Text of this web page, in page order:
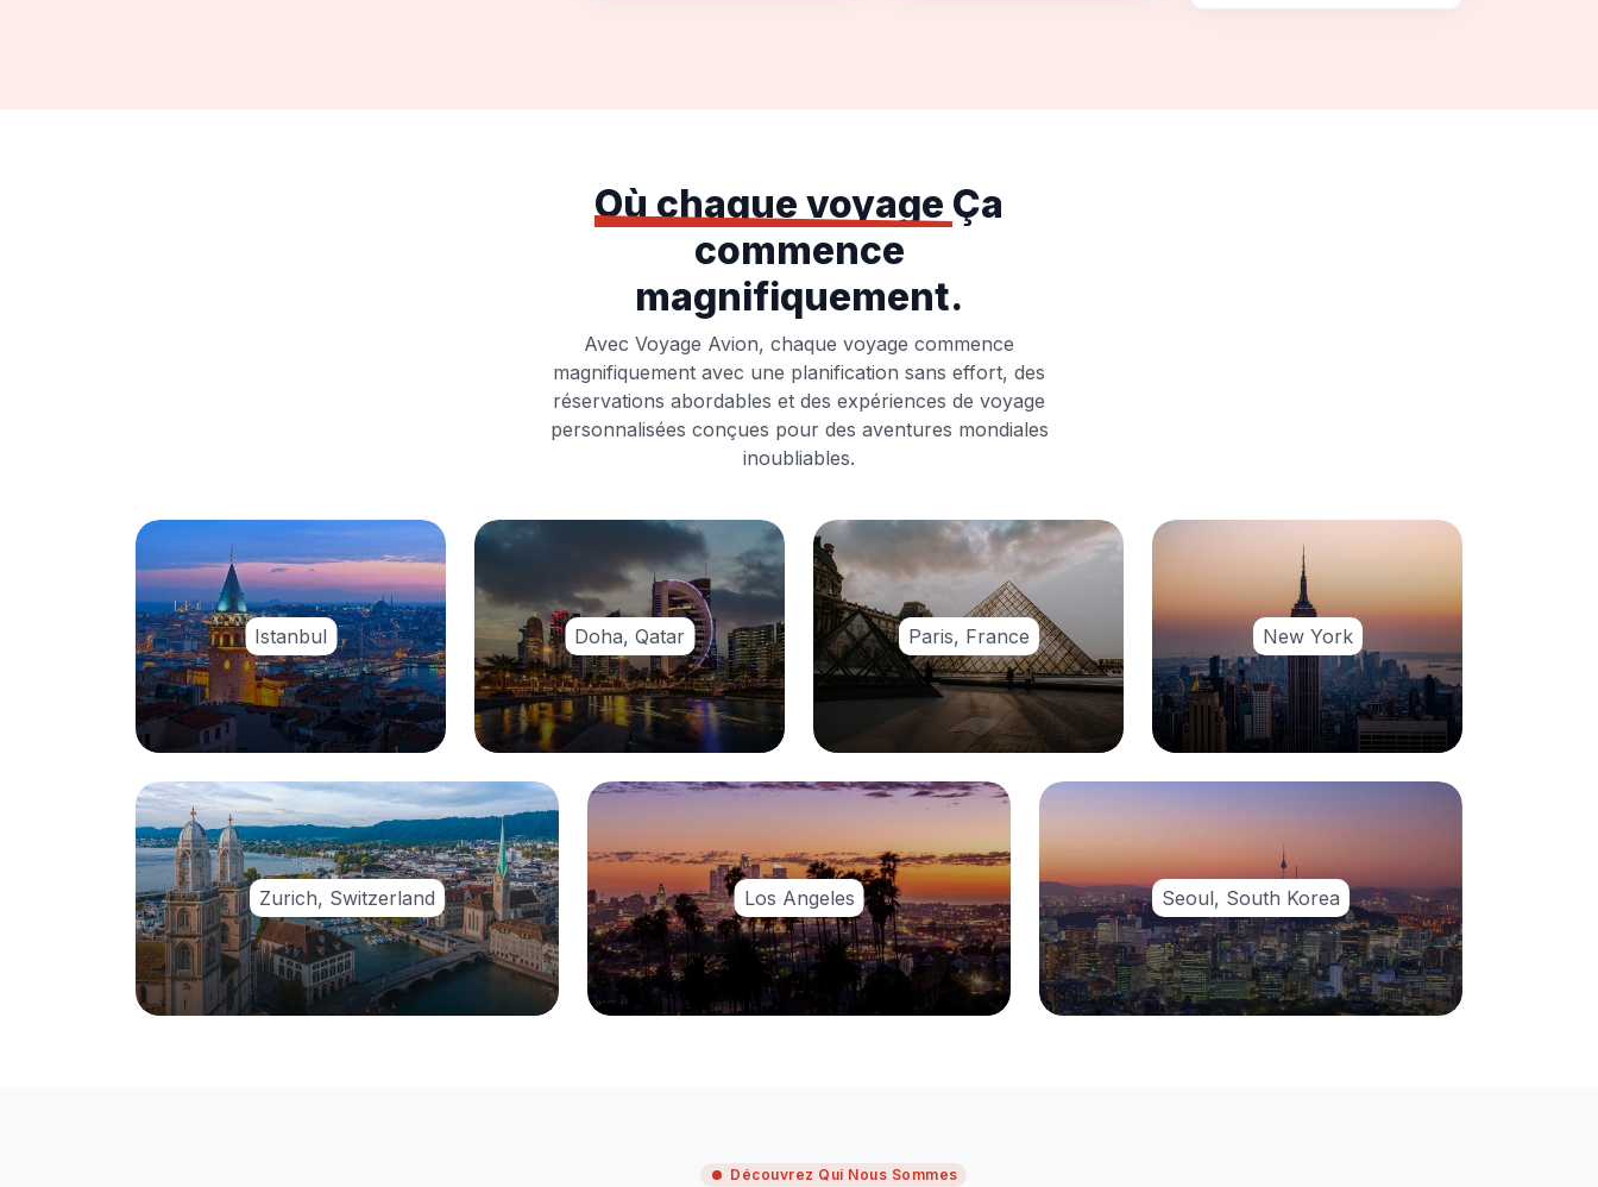
Où chaque voyage Ça
commence
magnifiquement.
Avec Voyage Avion, chaque voyage commence
magnifiquement avec une planification sans effort, des
réservations abordables et des expériences de voyage
personnalisées conçues pour des aventures mondiales
inoubliables.
Istanbul Doha, Qatar Paris, France New York
Zurich, Switzerland Los Angeles Seoul, South Korea
Découvrez Qui Nous Sommes